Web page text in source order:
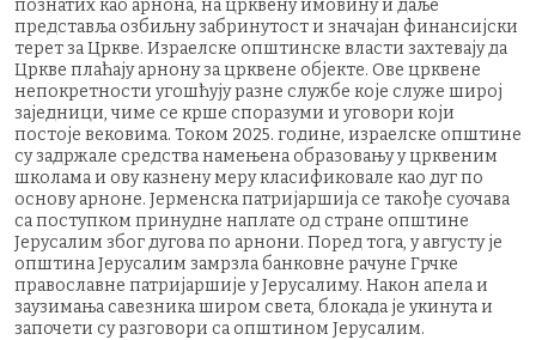
познатих као арнона, на црквену имовину и даље
представља озбиљну забринутост и значајан финансијски
терет за Цркве. Израелске општинске власти захтевају да
Цркве плаћају арнону за црквене објекте. Ове црквене
непокретности угошћују разне службе које служе широј
заједници, чиме се крше споразуми и уговори који
постоје вековима. Током 2025. године, израелске општине
су задржале средства намењена образовању у црквеним
школама и ову казнену меру класификовале као дуг по
основу арноне. Јерменска патријаршија се такође суочава
са поступком принудне наплате од стране општине
Јерусалим због дугова по арнони. Поред тога, у августу је
општина Јерусалим замрзла банковне рачуне Грчке
православне патријаршије у Јерусалиму. Након апела и
заузимања савезника широм света, блокада је укинута и
започети су разговори са општином Јерусалим.